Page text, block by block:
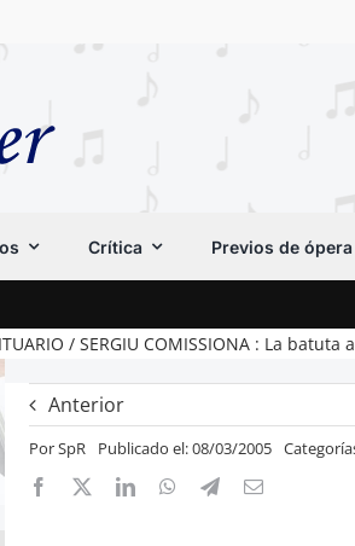
Crítica Previos de ópera
/ SERGIU COMISSIONA : La batuta
Anterior
PorSpR Publicado el: 08/03/2005